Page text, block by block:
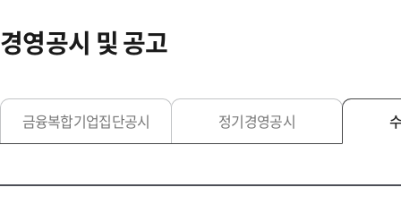
으
로
동
경영공시 및 공고
금융복합기업집단공시 정기경영공시